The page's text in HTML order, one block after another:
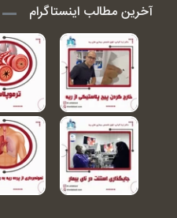
آخرین مطالب اینستاگرام